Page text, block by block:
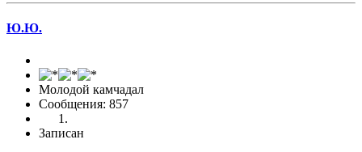
Ю.Ю.
Молодой камчадал
Сообщения: 857
Записан